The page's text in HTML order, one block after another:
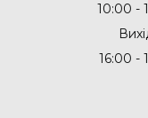
10:00
16:00